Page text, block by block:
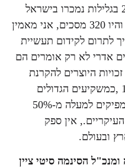
עד להקמת הסינמה סיטי ב-2002 בגלילות נמכרו בישראל
8.4 מיליון כרטיסים בשנה בלבד והיו 320 מסכים, אני מאמין
לתרום לקידום תעשיית
אדרי לא רק אומרים הם
היוצרים להקרנת
סרטים ישראלים במתחם מ1950 ,כמשקיעים הגדולים
בתעשיית הקולנוע הישראלית המפיקים למעלה מ-50%
אין ספק
ובעולם.
ומנכ"ל הסינמה סיטי ציין